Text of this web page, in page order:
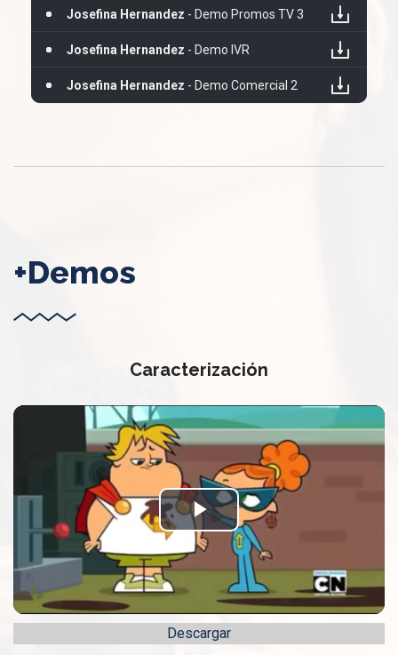
Josefina Hernandez - Demo Promos TV 3
Josefina Hernandez - Demo IVR
Josefina Hernandez - Demo Comercial 2
+Demos
Caracterización
Play
Video
Descargar